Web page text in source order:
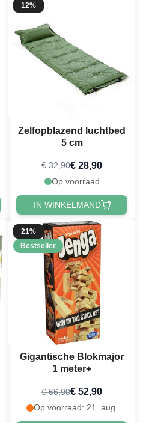
12%
Zelfopblazend luchtbed
5 cm
€ 32,90€ 28,90
Op voorraad
IN WINKELMAND
21%
Bestseller
Gigantische Blokmajor
1 meter+
€ 66,90€ 52,90
Op voorraad: 21. aug.